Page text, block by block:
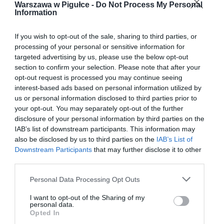
Warszawa w Pigułce - Do Not Process My Personal
Information
If you wish to opt-out of the sale, sharing to third parties, or
processing of your personal or sensitive information for
targeted advertising by us, please use the below opt-out
section to confirm your selection. Please note that after your
opt-out request is processed you may continue seeing
interest-based ads based on personal information utilized by
us or personal information disclosed to third parties prior to
your opt-out. You may separately opt-out of the further
disclosure of your personal information by third parties on the
IAB’s list of downstream participants. This information may
also be disclosed by us to third parties on the IAB’s List of
Downstream Participants that may further disclose it to other
Personal Data Processing Opt Outs
I want to opt-out of the Sharing of my
personal data.
Opted In